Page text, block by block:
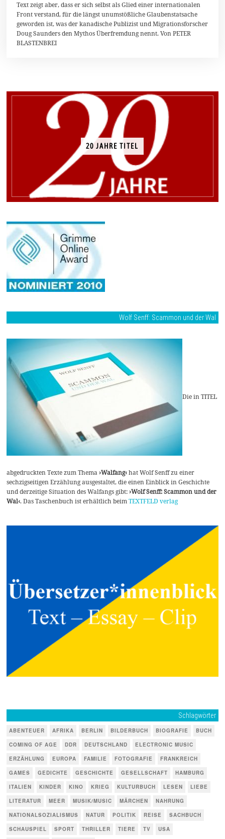
2
0
1
4
Text zeigt aber, dass er sich selbst als Glied einer internationalen
Front verstand, für die längst unumstößliche Glaubenstatsache
geworden ist, was der kanadische Publizist und Migrationsforscher
Doug Saunders den Mythos Überfremdung nennt. Von PETER
BLASTENBREI
20 JAHRE TITEL
Wolf Senff: Scammon und der Wal
Die in TITEL
abgedruckten Texte zum Thema›Walfang‹hat Wolf Senff zu einer
sechzigseitigen Erzählung ausgestaltet, die einen Einblick in Geschichte
und derzeitige Situation des Walfangs gibt:›Wolf Senff: Scammon und der
Wal‹. Das Taschenbuch ist erhältlich beimTEXTFELD verlag
Schlagwörter
ABENTEUER AFRIKA BERLIN BILDERBUCH BIOGRAFIE
BUCH
COMING OF AGE
DDR DEUTSCHLAND
ELECTRONIC MUSIC
ERZÄHLUNG
EUROPA FAMILIE FOTOGRAFIE
FRANKREICH
GAMES
GEDICHTE GESCHICHTE GESELLSCHAFT
HAMBURG
ITALIEN
KINDER KINO KRIEG KULTURBUCH LESEN
LIEBE
LITERATUR
MEER MUSIK/MUSIC MÄRCHEN
NAHRUNG
NATIONALSOZIALISMUS
NATUR POLITIK REISE
SACHBUCH
SCHAUSPIEL
SPORT THRILLER TIERE TV USA